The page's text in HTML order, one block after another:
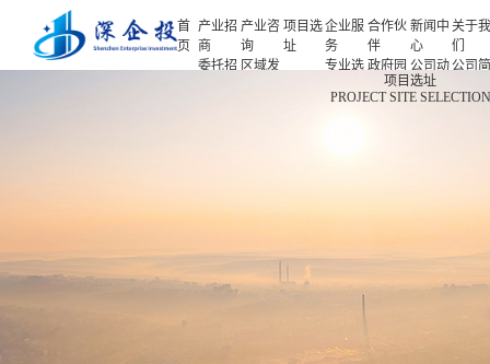
首
页
产业招
商
委托招
产业咨
询
区域发
专题研
究
项目选
址
企业服
务
专业选
项目申
合作伙
伴
政府园
企业客
新闻中
心
公司动
态
产业观
关于
们
公司
人力
新闻中心
项目选址
PROJECT SITE SELECTION